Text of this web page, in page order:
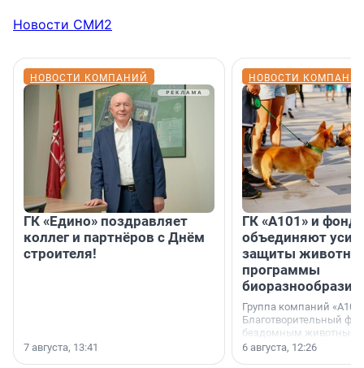
Новости СМИ2
НОВОСТИ КОМПАНИЙ
ГК «Едино» поздравляет
коллег и партнёров с Днём
строителя!
7 августа, 13:41
НОВОСТИ
ГК «А101» и фонд
объединяют
защиты
программы
биоразнообразия
Группа компаний
Благотворительный
бездомным животным
заключили соглашение
6 августа, 12:26